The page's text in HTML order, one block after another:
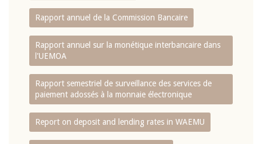
Rapport annuel de la Commission Bancaire
Rapport annuel sur la monétique interbancaire dans
l'UEMOA
Rapport semestriel de surveillance des services de
paiement adossés à la monnaie électronique
Report on deposit and lending rates in WAEMU